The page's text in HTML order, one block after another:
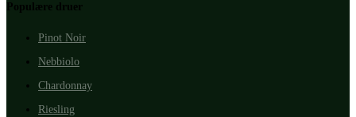
Populære druer
Pinot Noir
Nebbiolo
Chardonnay
Riesling